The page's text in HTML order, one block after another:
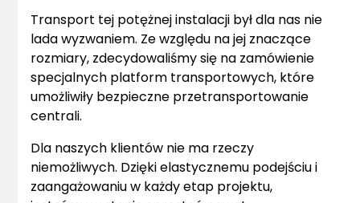
Transport tej potężnej instalacji był dla nas nie
lada wyzwaniem. Ze względu na jej znaczące
rozmiary, zdecydowaliśmy się na zamówienie
specjalnych platform transportowych, które
umożliwiły bezpieczne przetransportowanie
centrali.
Dla naszych klientów nie ma rzeczy
niemożliwych. Dzięki elastycznemu podejściu i
zaangażowaniu w każdy etap projektu,